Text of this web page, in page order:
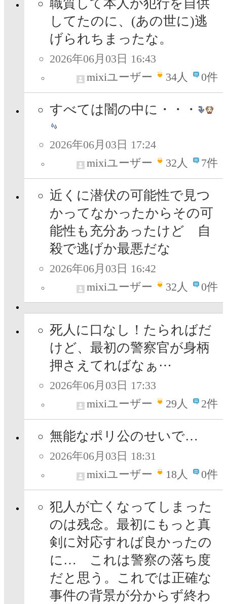
職質して本人が犯行を自供
してたのに、(あの世に)逃
げられちまったな。
2026年06月03日 16:43
mixiユーザー
34人 0件
すべては闇の中に・・・
2026年06月03日 17:24
mixiユーザー
32人 7件
近くに潜伏の可能性で見つ
かってなかったからその可
能性も充分あったけど 自
殺で逃げか最悪だな
2026年06月03日 16:42
mixiユーザー
32人 0件
死人に口なし！たらればだ
けど、最初の警察官が身柄
押さえてればなぁ⋯
2026年06月03日 17:33
mixiユーザー
29人 2件
無能なポリ公のせいで…
2026年06月03日 18:31
mixiユーザー
18人 0件
犯人が亡くなってしまった
のは残念。最初にもっと真
剣に対応すれば良かったの
に… これは警察の落ち度
だと思う。これでは正確な
事件の背景が分からず終わ